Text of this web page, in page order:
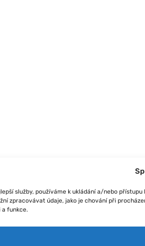
služby, používáme k ukládání a/nebo
zpracovávat údaje, jako je chování při
funkce.